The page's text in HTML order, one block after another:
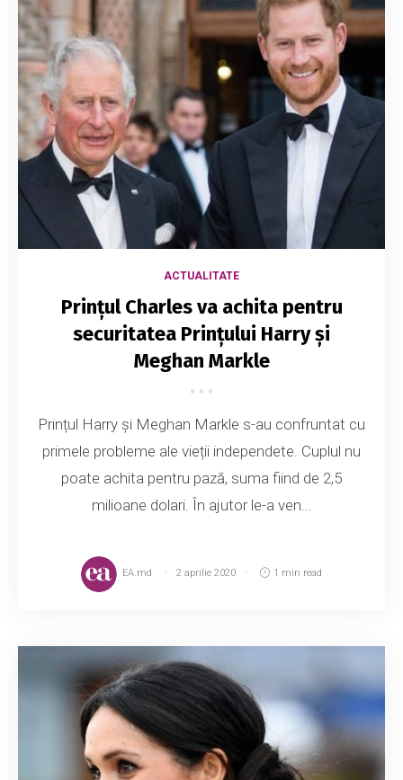
ACTUALITATE
Prințul Charles va achita pentru
securitatea Prințului Harry și
Meghan Markle
Prințul Harry și Meghan Markle s-au confruntat cu
primele probleme ale vieții independete. Cuplul nu
poate achita pentru pază, suma fiind de 2,5
milioane dolari. În ajutor le-a ven...
EA.md 2 aprilie 2020 1 min read